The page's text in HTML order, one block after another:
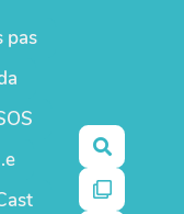
pas